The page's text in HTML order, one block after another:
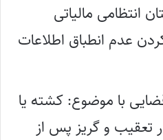
انتظامی مالیاتی
عدم انطباق اطلاعات
با موضوع: کشته یا
تعقیب و گریز پس از